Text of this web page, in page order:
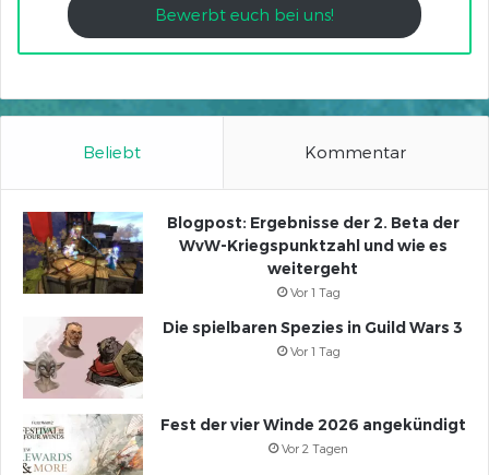
Bewerbt euch bei uns!
Beliebt Kommentar
Blogpost: Ergebnisse der 2. Beta der
WvW-Kriegspunktzahl und wie es
weitergeht
Vor 1 Tag
Die spielbaren Spezies in Guild Wars 3
Vor 1 Tag
Fest der vier Winde 2026 angekündigt
Vor 2 Tagen